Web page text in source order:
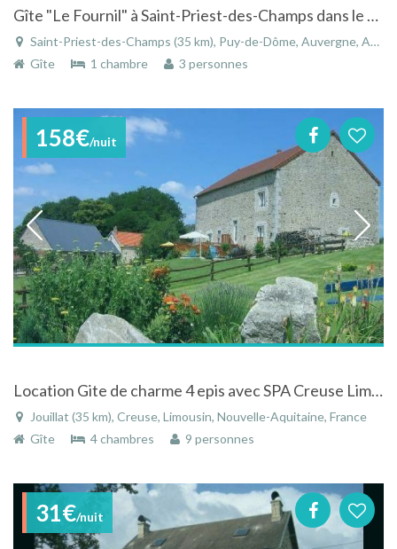
Gîte "Le Fournil" à Saint-Priest-des-Champs dans le Puy-de-Dôme - Auvergne
Saint-Priest-des-Champs (35 km), Puy-de-Dôme, Auvergne, Auvergne-Rhône-Alpes, France
Gîte
1 chambre 3 personnes
158€/nuit
Location Gite de charme 4 epis avec SPA Creuse Limousin Randonnées, vtt, peche
Jouillat (35 km), Creuse, Limousin, Nouvelle-Aquitaine, France
Gîte
4 chambres 9 personnes
31€/nuit